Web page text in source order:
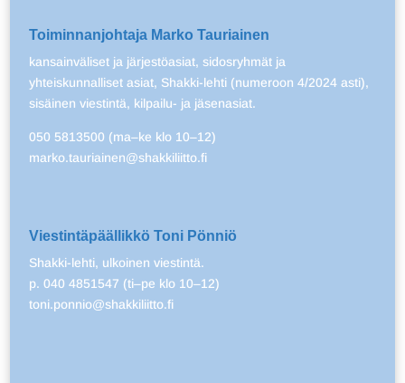
Toiminnanjohtaja Marko Tauriainen
kansainväliset ja järjestöasiat, sidosryhmät ja
yhteiskunnalliset asiat, Shakki-lehti (numeroon 4/2024 asti),
sisäinen viestintä, kilpailu- ja jäsenasiat.
050 5813500 (ma–ke klo 10–12)
marko.tauriainen@shakkiliitto.fi
Viestintäpäällikkö Toni Pönniö
Shakki-lehti, ulkoinen viestintä.
p. 040 4851547 (ti–pe klo 10–12)
toni.ponnio@shakkiliitto.fi